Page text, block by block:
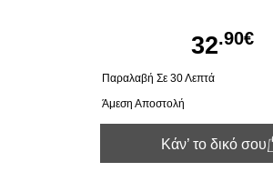
32.90€
Παραλαβή Σε 30 Λεπτά
Άμεση Αποστολή
Κάν’ το δικό σου